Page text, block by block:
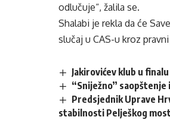
odlučuje“, žalila se.
Shalabi je rekla da će
slučaj u CAS-u kroz
Jakirovićev klub u
“Sniježno” saopštenje
Predsjednik Uprave
stabilnosti Pelješkog